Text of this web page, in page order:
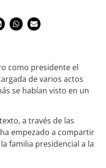
como presidente el
de varios actos
se habían visto en un
a través de las
empezado a compartir
familia presidencial a la